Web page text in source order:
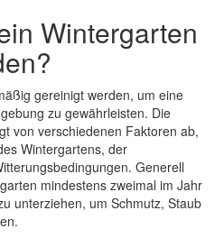
Wintergarten
gereinigt werden, um eine
zu gewährleisten. Die
von verschiedenen Faktoren ab,
Wintergartens, der
Generell
mindestens zweimal im Jahr
unterziehen, um Schmutz, Staub